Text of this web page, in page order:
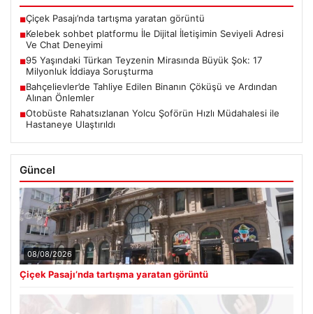
■Çiçek Pasajı’nda tartışma yaratan görüntü
■Kelebek sohbet platformu İle Dijital İletişimin Seviyeli Adresi
Ve Chat Deneyimi
■95 Yaşındaki Türkan Teyzenin Mirasında Büyük Şok: 17
Milyonluk İddiaya Soruşturma
■Bahçelievler’de Tahliye Edilen Binanın Çöküşü ve Ardından
Alınan Önlemler
■Otobüste Rahatsızlanan Yolcu Şoförün Hızlı Müdahalesi ile
Hastaneye Ulaştırıldı
Güncel
08/08/2026
Çiçek Pasajı’nda tartışma yaratan görüntü